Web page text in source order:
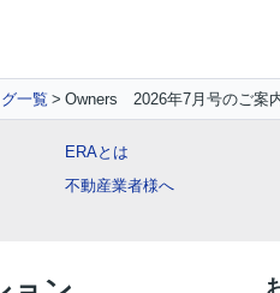
一覧 Owners 2026年7月号のご案
ERAとは
不動産業者様へ